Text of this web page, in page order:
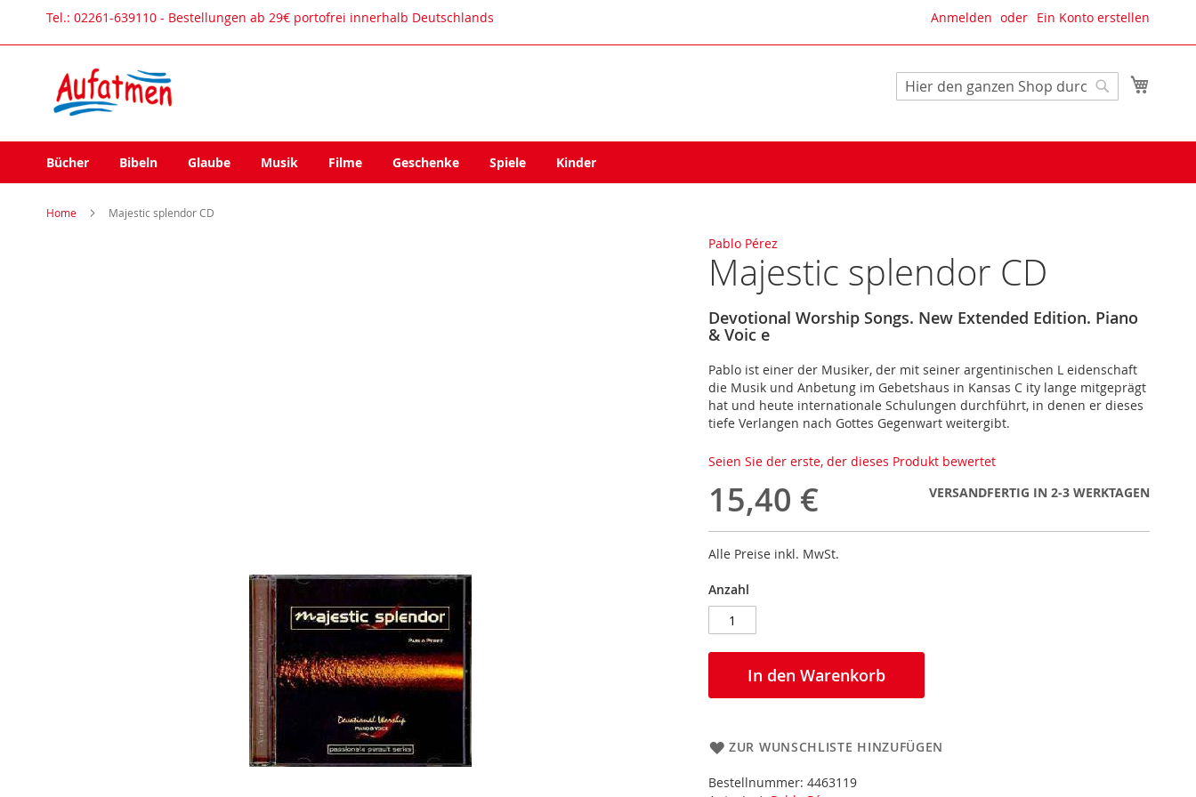
Direkt
Anmelden Ein Konto erstellen
Tel.: 02261-639110 - Bestellungen ab 29€ portofrei innerhalb Deutschlands
Suche
Bücher Bibeln Glaube Musik Filme Geschenke Spiele Kinder
Home Majestic splendor CD
Pablo Pérez
Majestic splendor CD
Devotional Worship Songs. New Extended Edition. Piano
& Voic e
Pablo ist einer der Musiker, der mit seiner argentinischen L eidenschaft
die Musik und Anbetung im Gebetshaus in Kansas C ity lange mitgeprägt
hat und heute internationale Schulungen durchführt, in denen er dieses
tiefe Verlangen nach Gottes Gegenwart weitergibt.
Seien Sie der erste, der dieses Produkt bewertet
15,40 € VERSANDFERTIG IN 2-3 WERKTAGEN
Alle Preise inkl. MwSt.
Anzahl
In den Warenkorb
ZUR WUNSCHLISTE HINZUFÜGEN
Bestellnummer: 4463119